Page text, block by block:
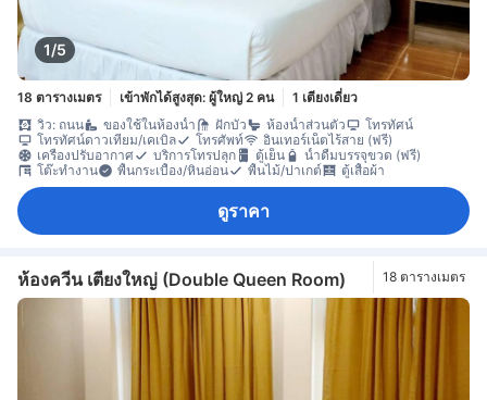
1/5
18 ตารางเมตร เข้าพักได้สูงสุด: ผู้ใหญ่ 2 คน
1 เตียงเดี่ยว
วิว: ถนน
ของใช้ในห้องน้ำ ฝักบัว ห้องน้ำส่วนตัว
โทรทัศน์
โทรทัศน์ดาวเทียม/เคเบิล
โทรศัพท์
อินเทอร์เน็ตไร้สาย (ฟรี)
เครื่องปรับอากาศ
บริการโทรปลุก ตู้เย็น
น้ำดื่มบรรจุขวด (ฟรี)
โต๊ะทำงาน
พื้นกระเบื้อง/หินอ่อน พื้นไม้/ปาเกต์ ตู้เสื้อผ้า
ดูราคา
ห้องควีน เตียงใหญ่ (Double Queen Room) 18 ตารางเมตร